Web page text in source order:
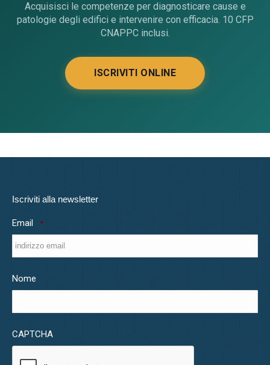
Acquisisci le competenze per diagnosticare cause e
patologie degli edifici e intervenire con efficacia. 10 CFP
CNAPPC inclusi.
ISCRIVITI ONLINE
Iscriviti alla newsletter
Email *
Nome
CAPTCHA